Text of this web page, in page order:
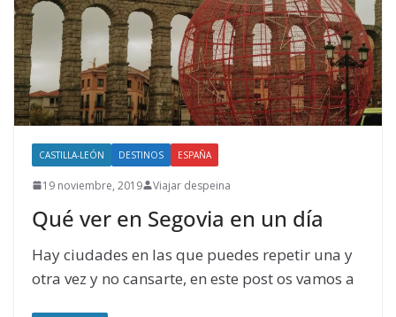
CASTILLA-LEÓN DESTINOS ESPAÑA
19 noviembre, 2019 Viajar despeina
Qué ver en Segovia en un día
Hay ciudades en las que puedes repetir una y
otra vez y no cansarte, en este post os vamos a